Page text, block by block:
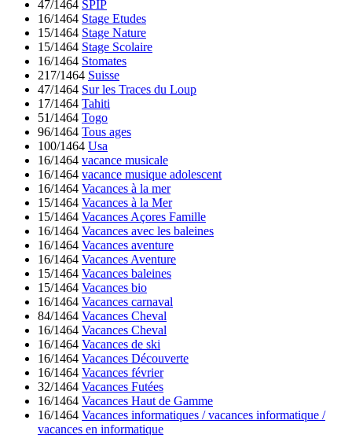
47/1464 SPIP
16/1464 Stage Etudes
15/1464 Stage Nature
15/1464 Stage Scolaire
16/1464 Stomates
217/1464 Suisse
47/1464 Sur les Traces du Loup
17/1464 Tahiti
51/1464 Togo
96/1464 Tous ages
100/1464 Usa
16/1464 vacance musicale
16/1464 vacance musique adolescent
16/1464 Vacances à la mer
15/1464 Vacances à la Mer
15/1464 Vacances Açores Famille
16/1464 Vacances avec les baleines
16/1464 Vacances aventure
16/1464 Vacances Aventure
15/1464 Vacances baleines
15/1464 Vacances bio
16/1464 Vacances carnaval
84/1464 Vacances Cheval
16/1464 Vacances Cheval
16/1464 Vacances de ski
16/1464 Vacances Découverte
16/1464 Vacances février
32/1464 Vacances Futées
16/1464 Vacances Haut de Gamme
16/1464 Vacances informatiques / vacances informatique /
vacances en informatique